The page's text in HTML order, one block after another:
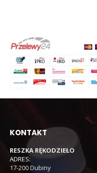
KONTAKT
RESZKA RĘKODZIEŁO
ADRES:
17-200 Dubiny